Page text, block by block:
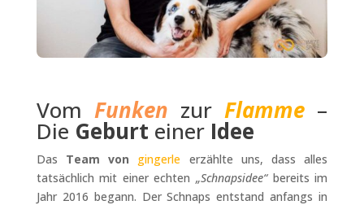
Vom Funken zurFlamme –
Die Geburt einer Idee
Das Team von gingerle erzählte uns, dass alles
tatsächlich mit einer echten„Schnapsidee“bereits im
Jahr 2016 begann. Der Schnaps entstand anfangs in